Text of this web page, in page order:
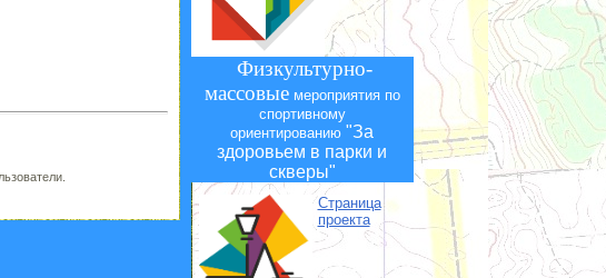
Физкультурно-
массовыемероприятия по
спортивному
ориентированию "За
здоровьем в парки и
скверы"
Страница
проекта